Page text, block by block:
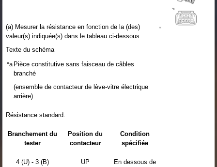
(a) Mesurer la résistance en fonction de la (des)
valeur(s) indiquée(s) dans le tableau ci-dessous.
Texte du schéma
*a Pièce constitutive sans faisceau de câbles
branché
(ensemble de contacteur de lève-vitre électrique
arrière)
Résistance standard:
Branchement du
tester
Position du
contacteur
Condition
spécifiée
4 (U) - 3 (B)
UP
En dessous de